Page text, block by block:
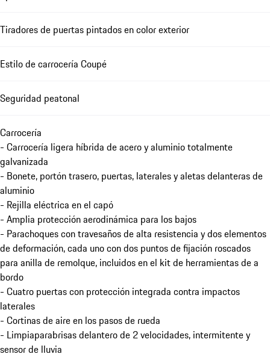
Tiradores de puertas pintados en color exterior
Estilo de carrocería Coupé
Seguridad peatonal
Carrocería
- Carrocería ligera híbrida de acero y aluminio totalmente
galvanizada
- Bonete, portón trasero, puertas, laterales y aletas delanteras de
aluminio
- Rejilla eléctrica en el capó
- Amplia protección aerodinámica para los bajos
- Parachoques con travesaños de alta resistencia y dos elementos
de deformación, cada uno con dos puntos de fijación roscados
para anilla de remolque, incluidos en el kit de herramientas de a
bordo
- Cuatro puertas con protección integrada contra impactos
laterales
- Cortinas de aire en los pasos de rueda
- Limpiaparabrisas delantero de 2 velocidades, intermitente y
sensor de lluvia